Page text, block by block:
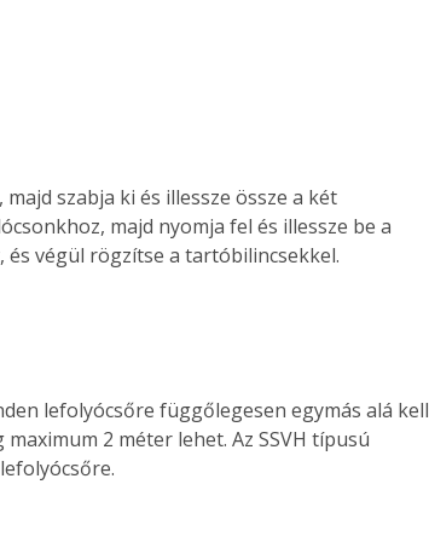
a
az
szabja ki és illessze össze a két
majd nyomja fel és illessze be a
és végül rögzítse a tartóbilincsekkel.
lefolyócsőre függőlegesen egymás alá kell
2 méter lehet. Az SSVH típusú